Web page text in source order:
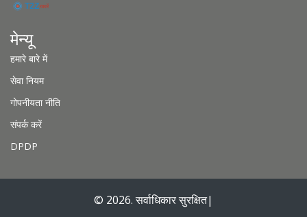
मेन्यू
हमारे बारे में
सेवा नियम
गोपनीयता नीति
संपर्क करें
DPDP
© 2026. सर्वाधिकार सुरक्षित|